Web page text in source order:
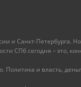
и Санкт-Петербурга.
СПб сегодня – это,
и власть,